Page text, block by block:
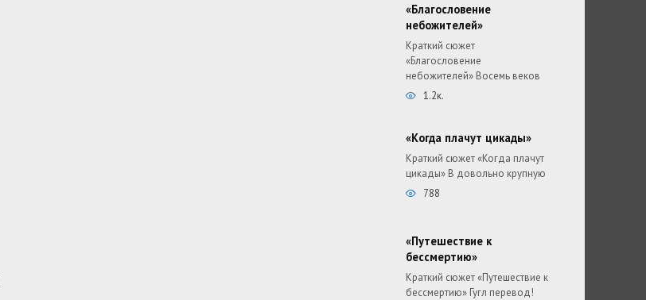
«Благословение
небожителей»
Краткий сюжет
«Благословение
небожителей» Восемь веков
1.2к.
«Когда плачут цикады»
Краткий сюжет «Когда плачут
цикады» В довольно крупную
788
«Путешествие к
бессмертию»
Краткий сюжет «Путешествие к
бессмертию» Гугл перевод!